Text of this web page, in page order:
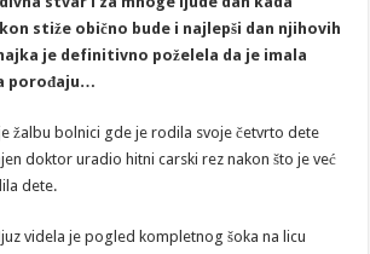
stiže obično bude i najlepši dan njihovih
je definitivno poželela da je imala
porođaju…
žalbu bolnici gde je rodila svoje četvrto dete
doktor uradio hitni carski rez nakon što je već
dete.
videla je pogled kompletnog šoka na licu